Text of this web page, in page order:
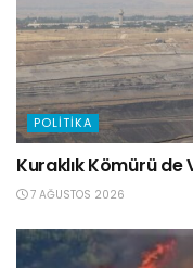
POLITIKA
Kuraklık Kömürü de
7 AĞUSTOS 2026